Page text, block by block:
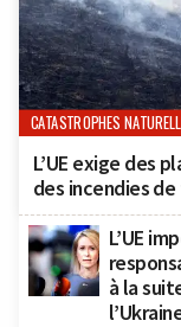
CATASTROPHES
L’UE exige des
des incendies
L’UE
à la